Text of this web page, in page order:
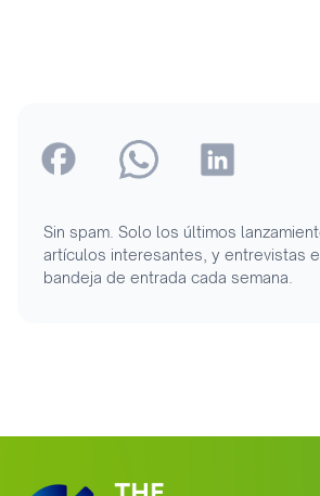
Sin spam. Solo los últimos
artículos interesantes, y entrevistas
bandeja de entrada cada semana.